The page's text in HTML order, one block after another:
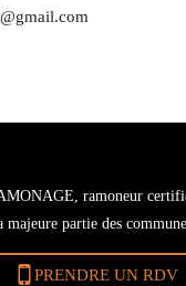
ramoneur
partie des
PRENDRE UN RDV